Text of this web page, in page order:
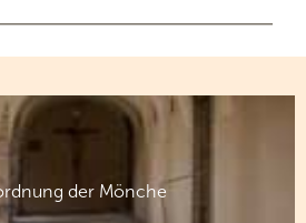
der Mönche